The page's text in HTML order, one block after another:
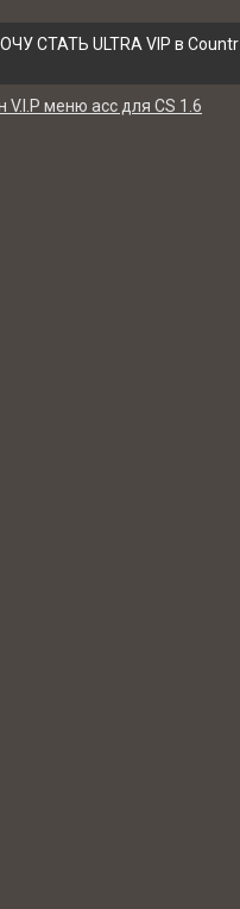
СТАТЬ ULTRA VIP в Countr
V.I.P меню acc для CS 1.6